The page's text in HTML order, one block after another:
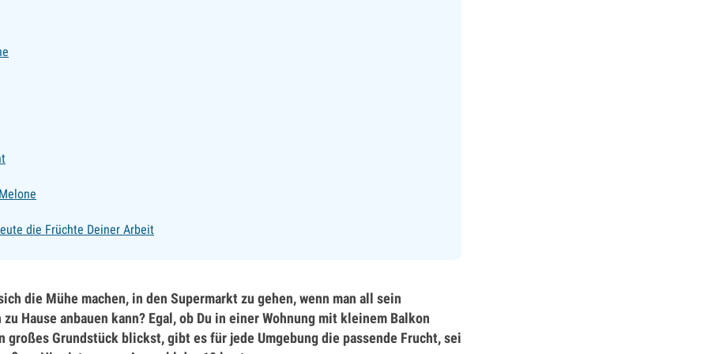
die Früchte Deiner Arbeit
die Mühe machen, in den Supermarkt zu gehen, wenn man all sein
Hause anbauen kann? Egal, ob Du in einer Wohnung mit kleinem Balkon
großes Grundstück blickst, gibt es für jede Umgebung die passende Frucht, sei